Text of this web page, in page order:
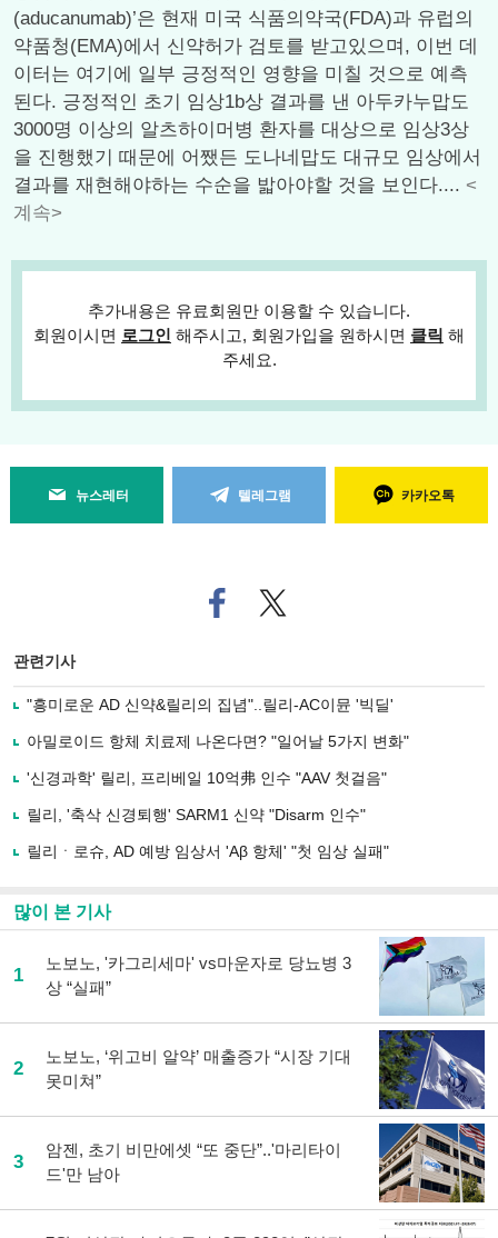
(aducanumab)’은 현재 미국 식품의약국(FDA)과 유럽의
약품청(EMA)에서 신약허가 검토를 받고있으며, 이번 데
이터는 여기에 일부 긍정적인 영향을 미칠 것으로 예측
된다. 긍정적인 초기 임상1b상 결과를 낸 아두카누맙도
3000명 이상의 알츠하이머병 환자를 대상으로 임상3상
을 진행했기 때문에 어쨌든 도나네맙도 대규모 임상에서
결과를 재현해야하는 수순을 밟아야할 것을 보인다.... <
계속>
추가내용은 유료회원만 이용할 수 있습니다.
회원이시면 로그인 해주시고, 회원가입을 원하시면 클릭 해
주세요.
뉴스레터 텔레그램 카카오톡
페
이
로
기
사
유
기
트위
터로
관련기사
"흥미로운 AD 신약&릴리의 집념"..릴리-AC이뮨 '빅딜'
아밀로이드 항체 치료제 나온다면? "일어날 5가지 변화"
'신경과학' 릴리, 프리베일 10억弗 인수 "AAV 첫걸음"
릴리, '축삭 신경퇴행' SARM1 신약 "Disarm 인수"
릴리ㆍ로슈, AD 예방 임상서 'Aβ 항체' "첫 임상 실패"
많이 본 기사
1
노보노, '카그리세마' vs마운자로 당뇨병 3
상 “실패”
2
노보노, ‘위고비 알약’ 매출증가 “시장 기대
못미쳐”
3
암젠, 초기 비만에셋 “또 중단”..'마리타이
드'만 남아